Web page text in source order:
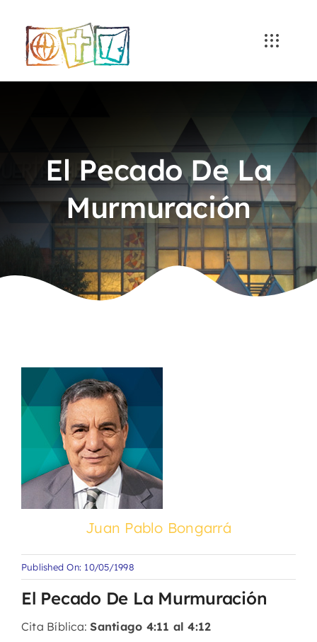
content
El Pecado De La
Murmuración
Juan Pablo Bongarrá
Published On: 10/05/1998
El Pecado De La Murmuración
Cita Bíblica:Santiago 4:11 al 4:12